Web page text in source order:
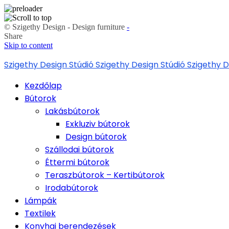
© Szigethy Design - Design furniture -
Share
Skip to content
Szigethy Design StúdióSzigethy Design StúdióSzigethy
Kezdőlap
Bútorok
Lakásbútorok
Exkluziv bútorok
Design bútorok
Szállodai bútorok
Éttermi bútorok
Teraszbútorok – Kertibútorok
Irodabútorok
Lámpák
Textilek
Konyhai berendezések